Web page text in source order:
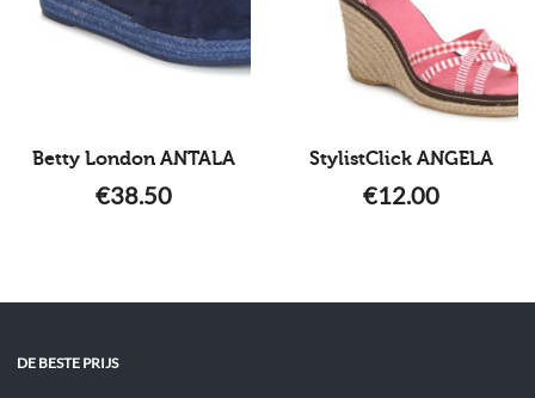
Betty London ANTALA
€38.50
StylistClick ANGELA
€12.00
DE BESTE PRIJS